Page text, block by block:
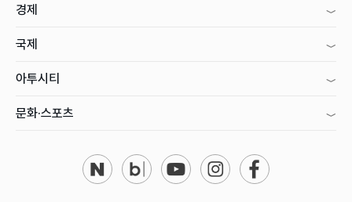
경제
국제
아투시티
문화·스포츠